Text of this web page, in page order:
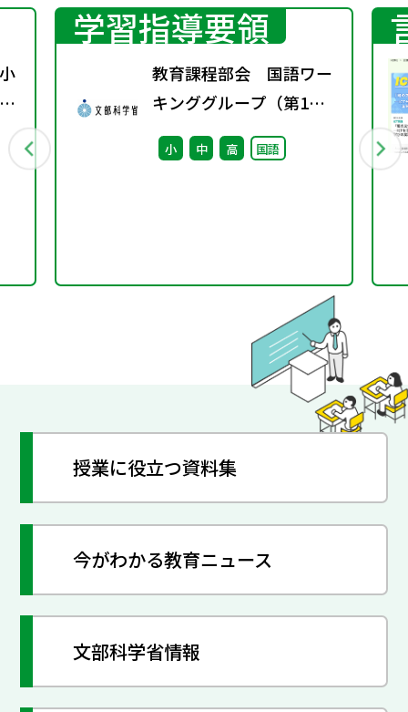
学習指導要領
教育課程部会 国語ワー
キンググループ（第1
回） 配付資料
小 中 高 国語
授業に役立つ資料集
今がわかる教育ニュース
文部科学省情報